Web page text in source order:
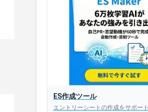
ES作成ツール
エントリーシートの作成をサポート